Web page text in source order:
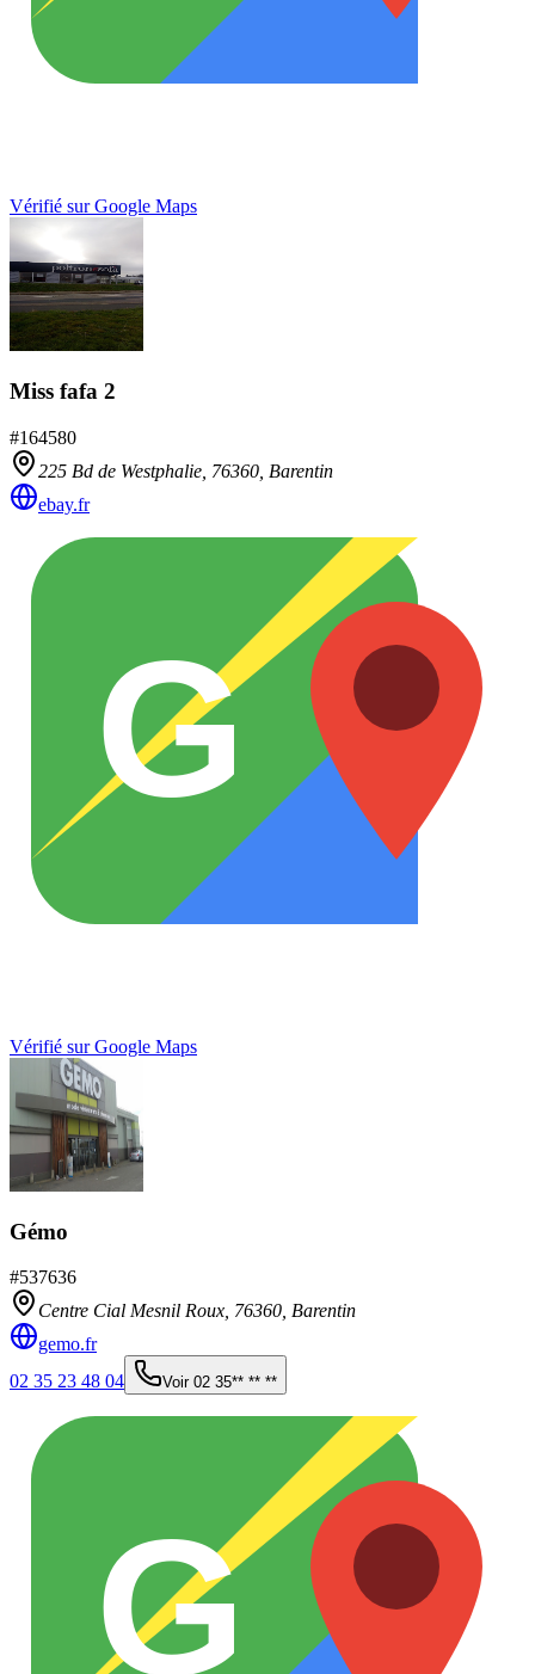
Vérifié sur Google Maps
Miss fafa 2
#164580
225 Bd de Westphalie, 76360 Barentin
ebay.fr
G
Vérifié sur Google Maps
Gémo
#537636
Centre Cial Mesnil Roux, 76360 Barentin
gemo.fr
02 35 23 48 04
Voir 02 35** ** **
G